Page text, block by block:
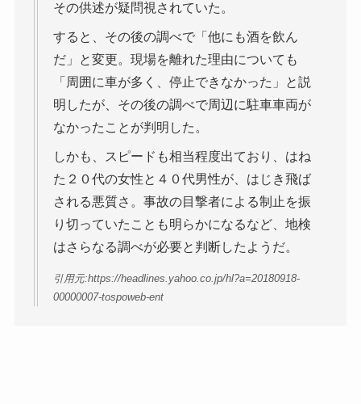
その供述が疑問視されていた。
すると、その後の調べで「他にも酒を飲ん
だ」と変更。現場を離れた理由についても
「周囲に車が多く、停止できなかった」と説
明したが、その後の調べで周辺に駐車車両が
なかったことが判明した。
しかも、スピードも相当程度出ており、はね
た２０代の女性と４０代男性が、はじき飛ば
される悪質さ。事故の目撃者による制止を振
り切っていたことも明らかになるなど、地検
はさらなる調べが必要と判断したようだ。
引用元:https://headlines.yahoo.co.jp/hl?a=20180918-
00000007-tospoweb-ent